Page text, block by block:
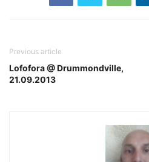
Previous article
Lofofora @ Drummondville,
21.09.2013